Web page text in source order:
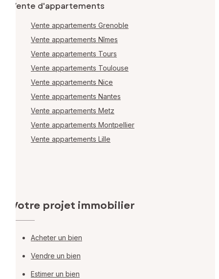
Vente d'appartements
Vente appartements Grenoble
Vente appartements Nîmes
Vente appartements Tours
Vente appartements Toulouse
Vente appartements Nice
Vente appartements Nantes
Vente appartements Metz
Vente appartements Montpellier
Vente appartements Lille
Votre projet immobilier
Acheter un bien
Vendre un bien
Estimer un bien